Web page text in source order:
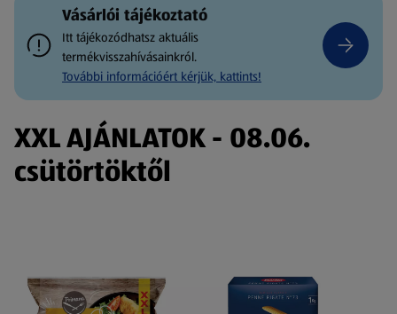
Vásárlói tájékoztató
Itt tájékozódhatsz aktuális
termékvisszahívásainkról.
További információért kérjük, kattints!
XXL AJÁNLATOK - 08.06.
csütörtöktől